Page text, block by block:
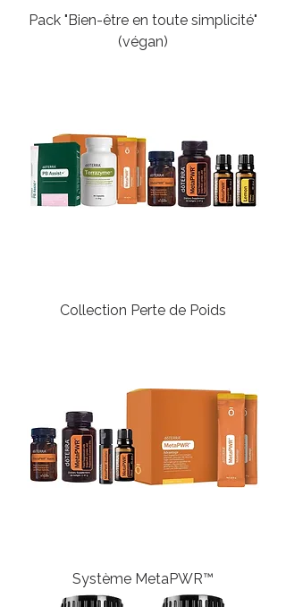
Pack "Bien-être en toute simplicité"
(végan)
Collection Perte de Poids
Système MetaPWR™